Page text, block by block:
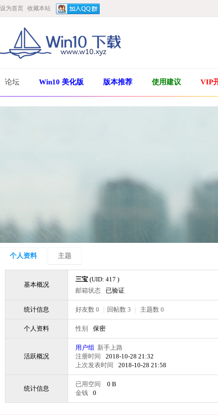
设为首页 收藏本站
论坛 Win10 美化版 版本推荐 使用建议 VIP
个人资料 主题
基本概况
三宝 (UID: 417 )
邮箱状态
已验证
统计信息 好友数 0 | 回帖数 3 | 主题数 0
个人资料 性别 保密
活跃概况
用户组 新手上路
注册时间
2018-10-28 21:32
上次发表时间
2018-10-28 21:58
统计信息
已用空间
0 B
金钱
0